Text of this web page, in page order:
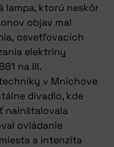
lampa, ktorú neskôr
objav mal
osvetľovacích
elektriny
na III.
v Mníchove
divadlo, kde
nainštalovala
ovládanie
a intenzita